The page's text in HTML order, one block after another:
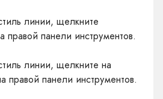
линии, щелкните
правой панели инструментов.
линии, щелкните на
правой панели инструментов.